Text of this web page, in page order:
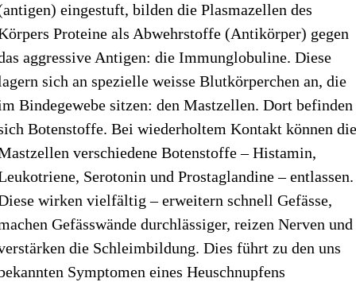
eingestuft, bilden die Plasmazellen des
Proteine als Abwehrstoffe (Antikörper) gegen
aggressive Antigen: die Immunglobuline. Diese
sich an spezielle weisse Blutkörperchen an, die
Bindegewebe sitzen: den Mastzellen. Dort befinden
Botenstoffe. Bei wiederholtem Kontakt können
verschiedene Botenstoffe – Histamin,
Serotonin und Prostaglandine – entlassen.
wirken vielfältig – erweitern schnell Gefässe,
Gefässwände durchlässiger, reizen Nerven und
die Schleimbildung. Dies führt zu den uns
Symptomen eines Heuschnupfens